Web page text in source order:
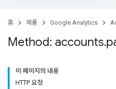
홈 제품 Google Analytics
Method: accounts.
이 페이지의 내용
HTTP 요청